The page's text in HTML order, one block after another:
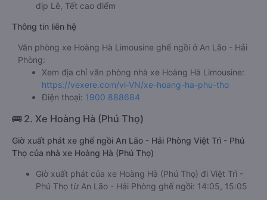
dịp Lễ, Tết cao điểm
Thông tin liên hệ
Văn phòng xe Hoàng Hà Limousine ghế ngồi ở An Lão - Hải
Phòng:
Xem địa chỉ văn phòng nhà xe Hoàng Hà Limousine:
https://vexere.com/vi-VN/xe-hoang-ha-phu-tho
Điện thoại: 1900 888684
🚌 2. Xe Hoàng Hà (Phú Thọ)
Giờ xuất phát xe ghế ngồi An Lão - Hải Phòng Việt Trì - Phú
Thọ của nhà xe Hoàng Hà (Phú Thọ)
Giờ xuất phát của xe Hoàng Hà (Phú Thọ) đi Việt Trì -
Phú Thọ từ An Lão - Hải Phòng ghế ngồi: 14:05, 15:05